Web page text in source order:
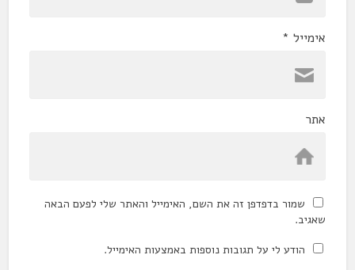
אימייל *
אתר
שמור בדפדפן זה את השם, האימייל והאתר שלי לפעם הבאה
שאגיב.
הודע לי על תגובות נוספות באמצעות האימייל.